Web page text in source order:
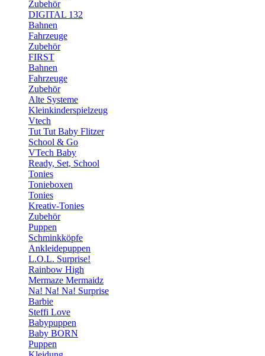
Zubehör
DIGITAL 132
Bahnen
Fahrzeuge
Zubehör
FIRST
Bahnen
Fahrzeuge
Zubehör
Alte Systeme
Kleinkinderspielzeug
Vtech
Tut Tut Baby Flitzer
School & Go
VTech Baby
Ready, Set, School
Tonies
Tonieboxen
Tonies
Kreativ-Tonies
Zubehör
Puppen
Schminkköpfe
Ankleidepuppen
L.O.L. Surprise!
Rainbow High
Mermaze Mermaidz
Na! Na! Na! Surprise
Barbie
Steffi Love
Babypuppen
Baby BORN
Puppen